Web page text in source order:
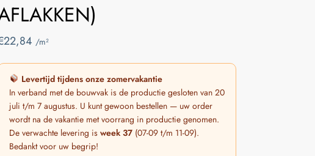
22,84 /m²
Levertijd tijdens onze zomervakantie
In verband met de bouwvak is de productie gesloten van 20
juli t/m 7 augustus. U kunt gewoon bestellen — uw order
wordt na de vakantie met voorrang in productie genomen.
De verwachte levering isweek 37 (07-09 t/m 11-09).
Bedankt voor uw begrip!